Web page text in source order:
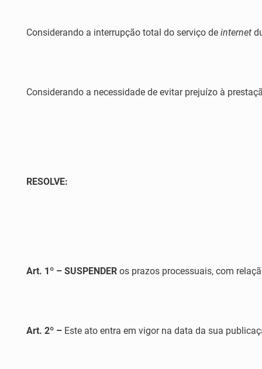
Considerando a interrupção total do serviço de internet
Considerando a necessidade de evitar prejuízo à
RESOLVE:
Art. 1º – SUSPENDERos prazos processuais, com
Art. 2º – Este ato entra em vigor na data da sua